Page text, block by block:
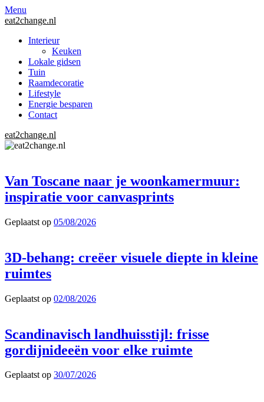
Menu
eat2change.nl
Interieur
Keuken
Lokale gidsen
Tuin
Raamdecoratie
Lifestyle
Energie besparen
Contact
eat2change.nl
Van Toscane naar je woonkamermuur:
inspiratie voor canvasprints
Geplaatst op 05/08/2026
3D-behang: creëer visuele diepte in kleine
ruimtes
Geplaatst op 02/08/2026
Scandinavisch landhuisstijl: frisse
gordijnideeën voor elke ruimte
Geplaatst op 30/07/2026